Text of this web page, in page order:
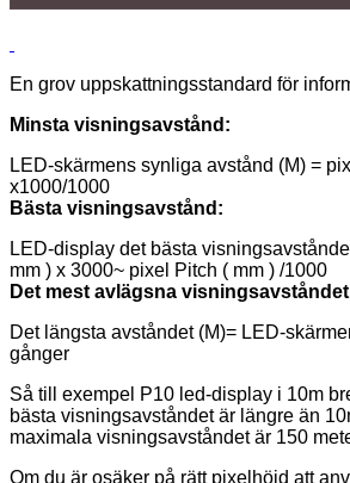
En grov uppskattningsstandard för
Minsta visningsavstånd:
LED-skärmens synliga avstånd (M) =
x1000/1000
Bästa visningsavstånd:
LED-display det bästa
mm ) x 3000~ pixel Pitch ( mm ) /1000
Det mest avlägsna
Det längsta avståndet (M)= LED-
gånger
Så till exempel P10 led-display i 10m
bästa visningsavståndet är längre än
maximala visningsavståndet är 150
Om du är osäker på rätt pixelhöjd att